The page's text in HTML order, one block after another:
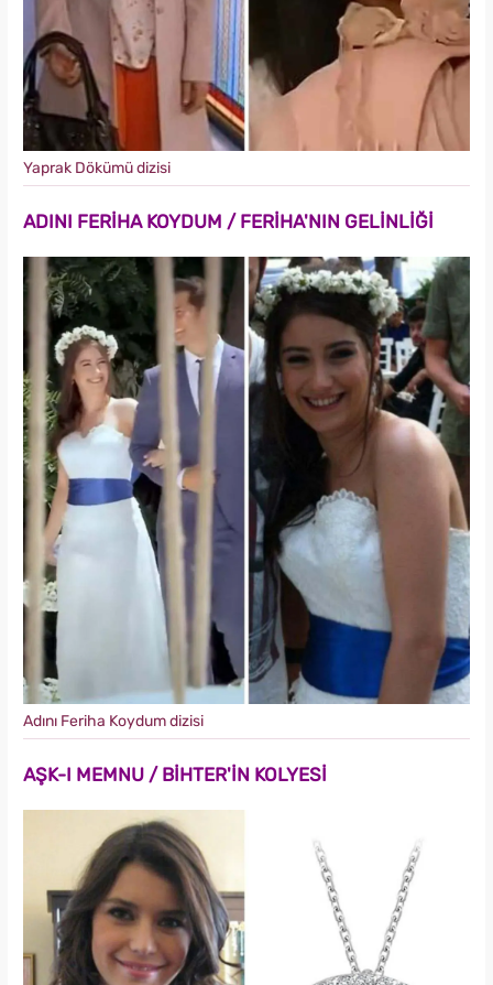
Yaprak Dökümü dizisi
ADINI FERİHA KOYDUM / FERİHA'NIN GELİNLİĞİ
Adını Feriha Koydum dizisi
AŞK-I MEMNU / BİHTER'İN KOLYESİ